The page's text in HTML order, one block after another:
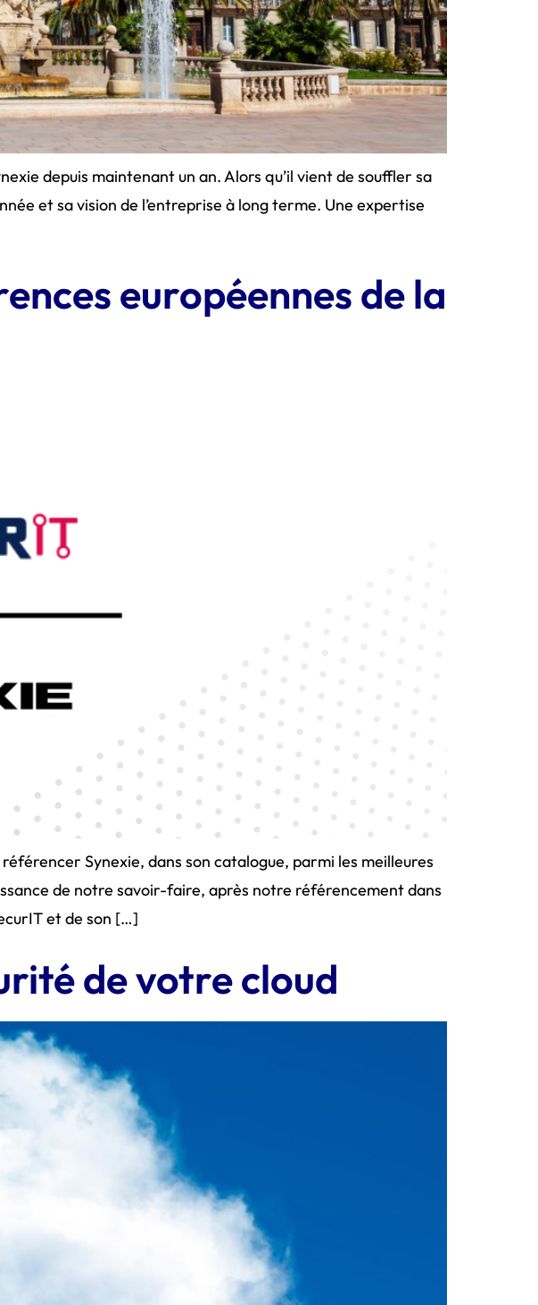
depuis maintenant un an. Alors qu’il vient de souffler sa
et sa vision de l’entreprise à long terme. Une expertise
européennes de la
Synexie, dans son catalogue, parmi les meilleures
de notre savoir-faire, après notre référencement dans
et de son […]
de votre cloud